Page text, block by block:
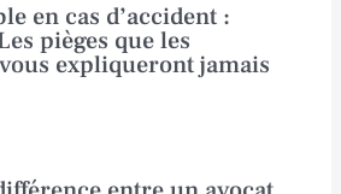
en cas d’accident :
pièges que les
expliqueront jamais